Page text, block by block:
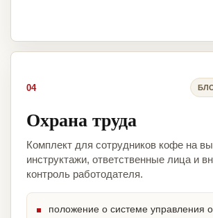
04
Охрана труда
Комплект для сотрудников кофе на
инструктажи, ответственные лица и
контроль работодателя.
положение о системе управления